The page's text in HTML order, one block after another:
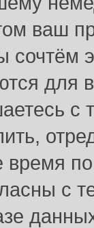
ваш
сочтём
для
с